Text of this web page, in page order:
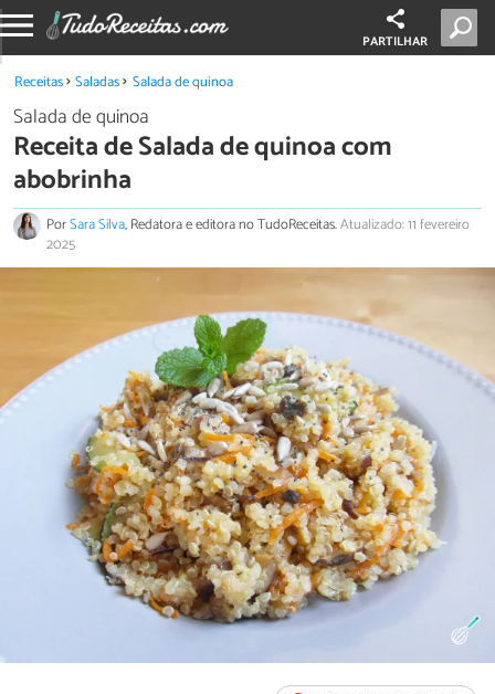
PARTILHAR
Receitas Saladas Salada de quinoa
Salada de quinoa
Receita de Salada de quinoa com
abobrinha
PorSara Silva, Redatora e editora no TudoReceitas.Atualizado: 11 fevereiro
2025